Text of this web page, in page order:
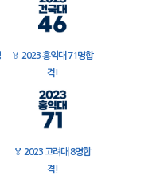
🏅 2023 홍익대 71명합
격!
🏅 2023 고려대 8명합
격!